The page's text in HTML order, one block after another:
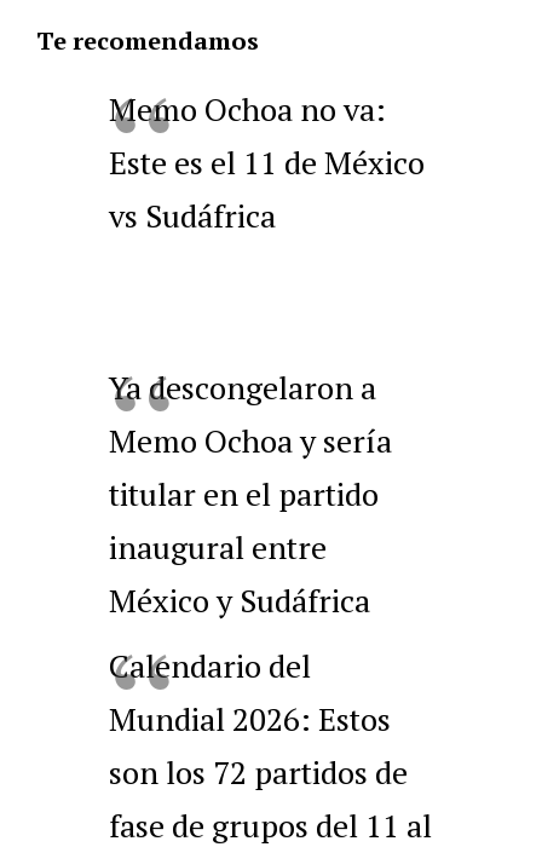
Te recomendamos
Memo Ochoa no va:
Este es el 11 de México
vs Sudáfrica
Ya descongelaron a
Memo Ochoa y sería
titular en el partido
inaugural entre
México y Sudáfrica
Calendario del
Mundial 2026: Estos
son los 72 partidos de
fase de grupos del 11 al